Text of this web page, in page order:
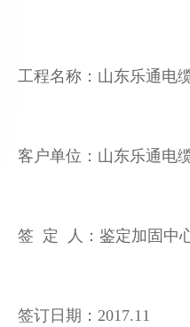
工程名称：山东乐通电
客户单位：山东乐通电
签 定 人：鉴定加固中
签订日期：2017.11